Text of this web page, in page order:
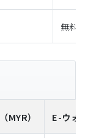
無料
（MYR） E-ウォ